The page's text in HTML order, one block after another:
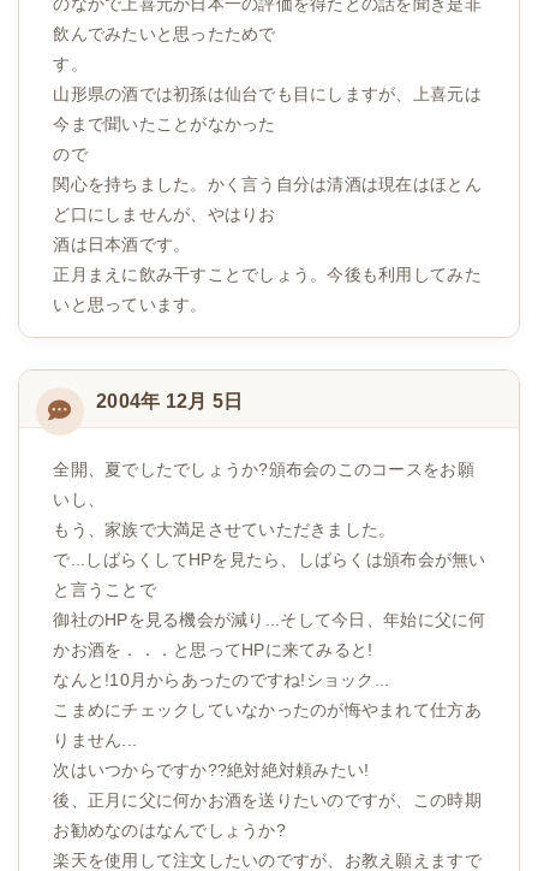
飲んでみたいと思ったためで
す。
山形県の酒では初孫は仙台でも目にしますが、上喜元は
今まで聞いたことがなかった
ので
関心を持ちました。かく言う自分は清酒は現在はほとん
ど口にしませんが、やはりお
酒は日本酒です。
正月まえに飲み干すことでしょう。今後も利用してみた
いと思っています。
2004年 12月 5日
全開、夏でしたでしょうか?頒布会のこのコースをお願
いし、
もう、家族で大満足させていただきました。
で...しばらくしてHPを見たら、しばらくは頒布会が無い
と言うことで
御社のHPを見る機会が減り...そして今日、年始に父に何
かお酒を．．．と思ってHPに来てみると!
なんと!10月からあったのですね!ショック...
こまめにチェックしていなかったのが悔やまれて仕方あ
りません...
次はいつからですか??絶対絶対頼みたい!
後、正月に父に何かお酒を送りたいのですが、この時期
お勧めなのはなんでしょうか?
楽天を使用して注文したいのですが、お教え願えますで